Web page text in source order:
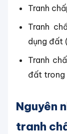
Tranh
Tranh
dụng đất
Tranh
đất trong
Nguyên
tranh